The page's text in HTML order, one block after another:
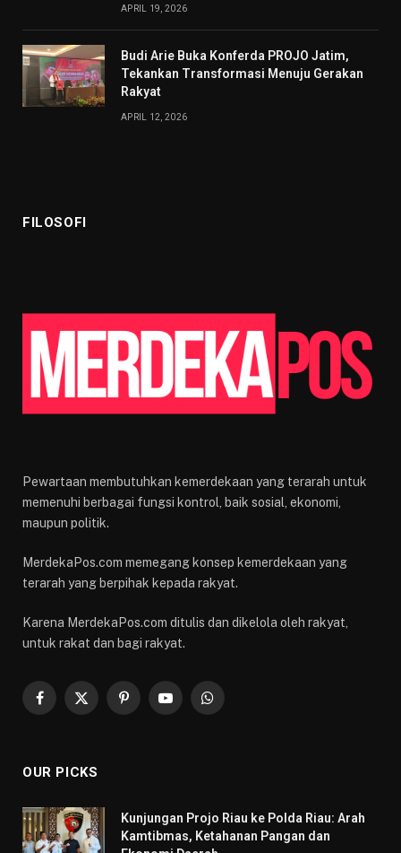
APRIL 19, 2026
Budi Arie Buka Konferda PROJO Jatim,
Tekankan Transformasi Menuju Gerakan
Rakyat
APRIL 12, 2026
FILOSOFI
Pewartaan membutuhkan kemerdekaan yang terarah untuk
memenuhi berbagai fungsi kontrol, baik sosial, ekonomi,
maupun politik.
MerdekaPos.com memegang konsep kemerdekaan yang
terarah yang berpihak kepada rakyat.
Karena MerdekaPos.com ditulis dan dikelola oleh rakyat,
untuk rakat dan bagi rakyat.
Facebook
X
PinterestYouTubeWhatsApp
OUR PICKS
Kunjungan Projo Riau ke Polda Riau: Arah
Kamtibmas, Ketahanan Pangan dan